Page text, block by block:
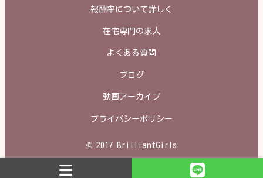
報酬率について詳しく
在宅専門の求人
よくある質問
ブログ
動画アーカイブ
プライバシーポリシー
© 2017 BrilliantGirls